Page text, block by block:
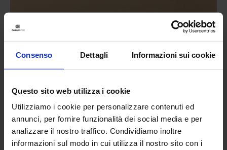
Consenso Dettagli Informazioni sui cookie
Questo sito web utilizza i cookie
Utilizziamo i cookie per personalizzare contenuti ed
annunci, per fornire funzionalità dei social media e per
analizzare il nostro traffico. Condividiamo inoltre
informazioni sul modo in cui utilizza il nostro sito con i
Tenda Confezionata Butterfly